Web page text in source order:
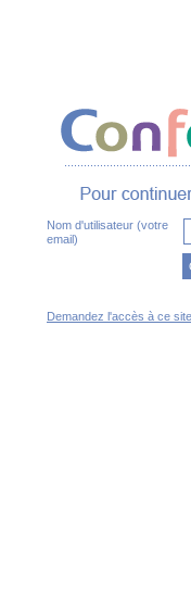
Nom d'utilisateur (votre
email)
Demandez l'accès à ce site